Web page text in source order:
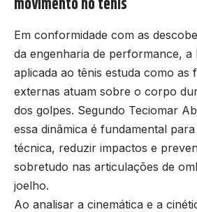
movimento no tênis
Em conformidade com as
da engenharia de performance, a
aplicada ao tênis estuda como as
externas atuam sobre o corpo
dos golpes. Segundo Teciomar
essa dinâmica é fundamental
técnica, reduzir impactos e
sobretudo nas articulações de
joelho.
Ao analisar a cinemática e a